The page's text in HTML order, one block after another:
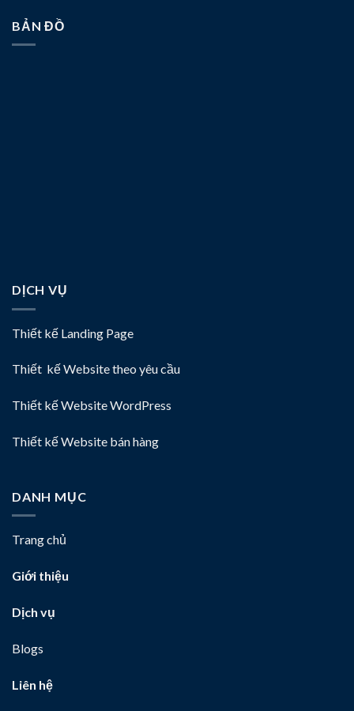
BẢN ĐỒ
DỊCH VỤ
Thiết kế Landing Page
Thiết kế Website theo yêu cầu
Thiết kế Website WordPress
Thiết kế Website bán hàng
DANH MỤC
Trang chủ
Giới thiệu
Dịch vụ
Blogs
Liên hệ